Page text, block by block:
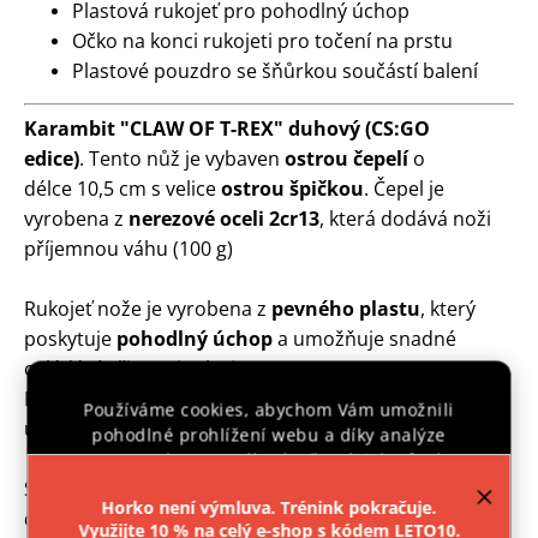
Používáme cookies, abychom Vám umožnili
pohodlné prohlížení webu a díky analýze
provozu webu neustále zlepšovali jeho funkce,
Horko není výmluva. Trénink pokračuje.
Využijte 10 % na celý e-shop s kódem LETO10.
Plastová rukojeť pro pohodlný úchop
Očko na konci rukojeti pro točení na prstu
Plastové pouzdro se šňůrkou součástí balení
Karambit "CLAW OF T-REX" duhový (CS:GO
edice). Tento nůž je vybaven ostrou čepelío
délce 10,5 cm s veliceostrou špičkou. Čepel je
vyrobena z nerezové oceli 2cr13, která dodává noži
příjemnou váhu (100 g)
Rukojeť nože je vyrobena z pevného plastu, který
poskytuje pohodlný úchopa umožňuje snadné
ovládání při manipulaci.
Na konci rukojeti najdete
praktické očko
, které
umožňuje točení nože na prstu a pevnější úchop.
Součástí balení je také
se šňůrkou,
díky kterému můžete nůž nosit bezpečně u sebe.